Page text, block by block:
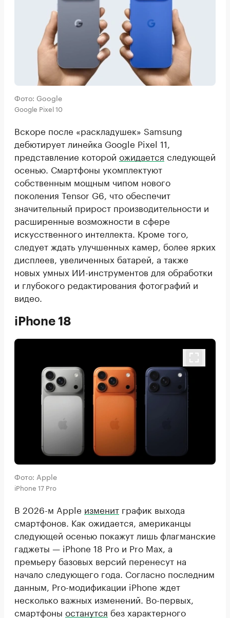
Фото: Google
Google Pixel 10
Вскоре после «раскладушек» Samsung
дебютирует линейка Google Pixel 11,
представление которой ожидается следующей
осенью. Смартфоны укомплектуют
собственным мощным чипом нового
поколения Tensor G6, что обеспечит
значительный прирост производительности и
расширенные возможности в сфере
искусственного интеллекта. Кроме того,
следует ждать улучшенных камер, более ярких
дисплеев, увеличенных батарей, а также
новых умных ИИ-инструментов для обработки
и глубокого редактирования фотографий и
видео.
iPhone 18
Фото: Apple
iPhone 17 Pro
В 2026-м Apple изменит график выхода
смартфонов. Как ожидается, американцы
следующей осенью покажут лишь флагманские
гаджеты — iPhone 18 Pro и Pro Max, а
премьеру базовых версий перенесут на
начало следующего года. Согласно последним
данным, Pro-модификации iPhone ждет
несколько важных изменений. Во-первых,
смартфоны останутся без характерного